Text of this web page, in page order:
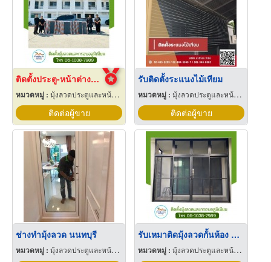
ติดตั้งประตู-หน้าต่างมุ้งลวดพระราม 2
หมวดหมู่ : มุ้งลวดประตูและหน้าต่าง
ติดต่อผู้ขาย
รับติดตั้งระแนงไม้เทียม
หมวดหมู่ :มุ้งลวดประตูและหน้าต่าง
ติดต่อผู้ขาย
ช่างทำมุ้งลวด นนทบุรี
หมวดหมู่ : มุ้งลวดประตูและหน้าต่าง
รับเหมาติดมุ้งลวดกั้นห้อง นนทบุรี
หมวดหมู่ :มุ้งลวดประตูและหน้าต่าง